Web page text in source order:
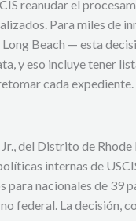
reanudar el
Para miles de
Beach — esta
y eso incluye tener
cada expediente.
del Distrito de Rhode
internas de
nacionales de 39
federal. La decisión,